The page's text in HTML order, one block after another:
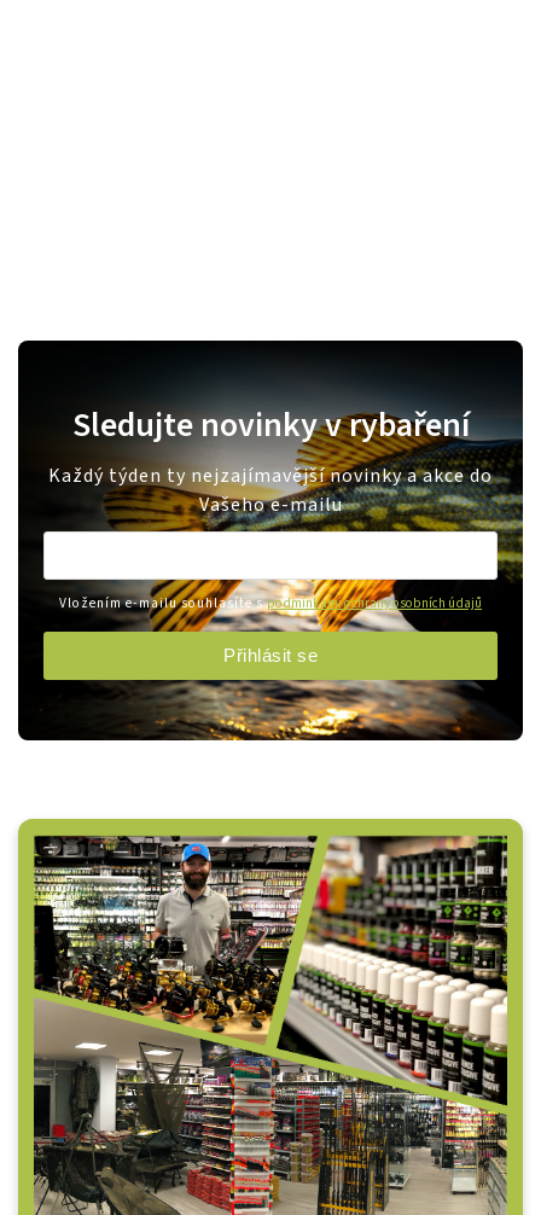
Sledujte novinky v rybaření
Každý týden ty nejzajímavější novinky a akce do
Vašeho e-mailu
Vložením e-mailu souhlasíte spodmínkami ochrany osobních údajů
Přihlásit se